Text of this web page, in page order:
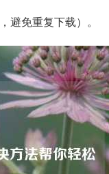
避免重复下载）。